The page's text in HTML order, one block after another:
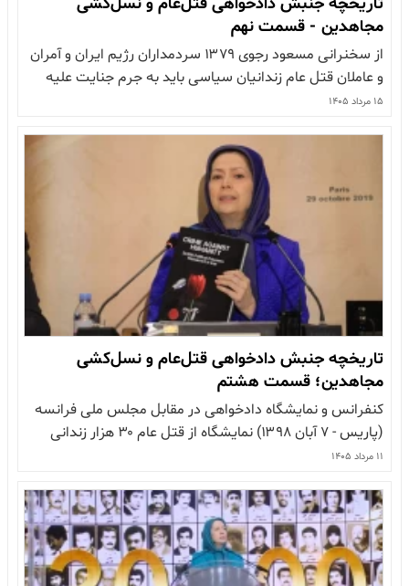
مجاهدین - قسمت نهم
از سخنرانی مسعود رجوی ۱۳۷۹ سردمداران رژیم ایران و آمران
و عاملان قتل عام زندانیان سیاسی باید به جرم جنایت علیه
بشریت در دادگاه بین المللی و در دادگاه مردم ایران محاکمه و
چه حقی به چه دلیلی…
۱۵ مرداد ۱۴۰۵
تاریخچه جنبش دادخواهی قتل‌عام و نسل‌کشی
مجاهدین؛ قسمت هشتم
کنفرانس و نمایشگاه دادخواهی در مقابل مجلس ملی فرانسه
(پاریس - ۷ آبان ۱۳۹۸) نمایشگاه از قتل عام ۳۰ هزار زندانی
مریم رجوی در نمایشگاه دادخواهی به نام آزادی و…
۱۱ مرداد ۱۴۰۵